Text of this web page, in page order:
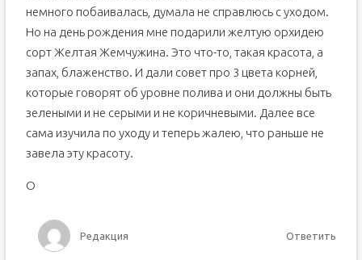
немного побаивалась, думала не справлюсь с уходом.
Но на день рождения мне подарили желтую орхидею
сорт Желтая Жемчужина. Это что-то, такая красота, а
запах, блаженство. И дали совет про 3 цвета корней,
которые говорят об уровне полива и они должны быть
зелеными и не серыми и не коричневыми. Далее все
сама изучила по уходу и теперь жалею, что раньше не
завела эту красоту.
O
Редакция Ответить